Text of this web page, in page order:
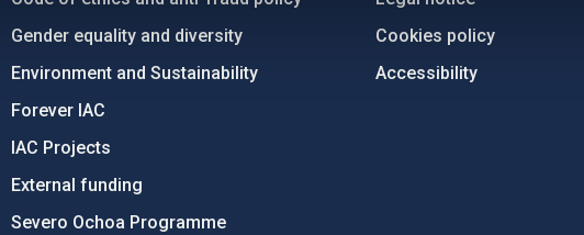
Gender equality and diversity
Environment and Sustainability
Forever IAC
IAC Projects
External funding
Severo Ochoa Programme
Cookies policy
Accessibility